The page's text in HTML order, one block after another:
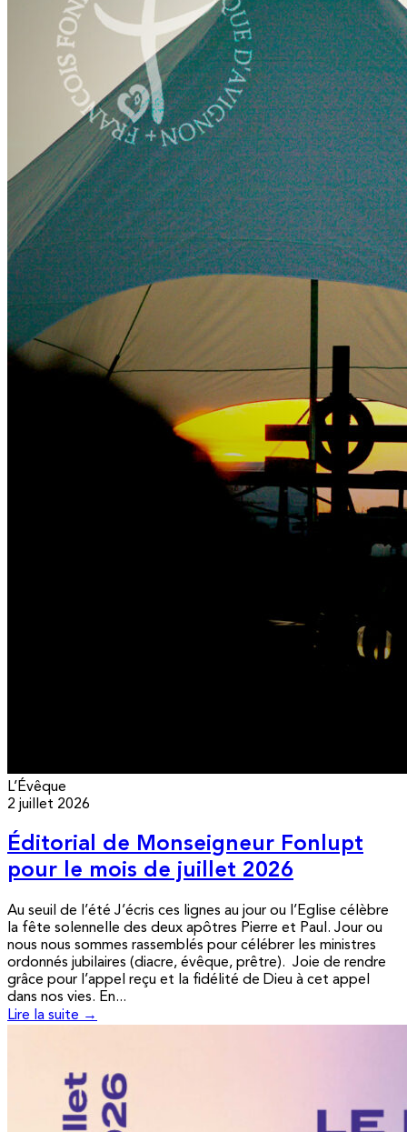
L’Évêque
2 juillet 2026
Éditorial de Monseigneur Fonlupt
pour le mois de juillet 2026
Au seuil de l’été J’écris ces lignes au jour ou l’Eglise célèbre
la fête solennelle des deux apôtres Pierre et Paul. Jour ou
nous nous sommes rassemblés pour célébrer les ministres
ordonnés jubilaires (diacre, évêque, prêtre). Joie de rendre
grâce pour l’appel reçu et la fidélité de Dieu à cet appel
dans nos vies. En...
Lire la suite →